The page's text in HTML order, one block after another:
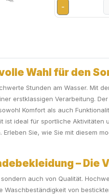
-
Wahl für den
Stunden am Wasser. Mit
erstklassigen Verarbeitung.
Komfort als auch
ist ideal für sportliche
Sie, wie Sie mit diesem
– Die
auch von Qualität.
von